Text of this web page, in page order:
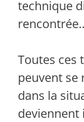
technique
Toutes ces
peuvent se
dans la
deviennent